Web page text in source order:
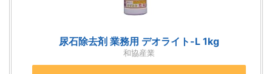
尿石除去剤 業務用 デオライト-L 1kg
和協産業